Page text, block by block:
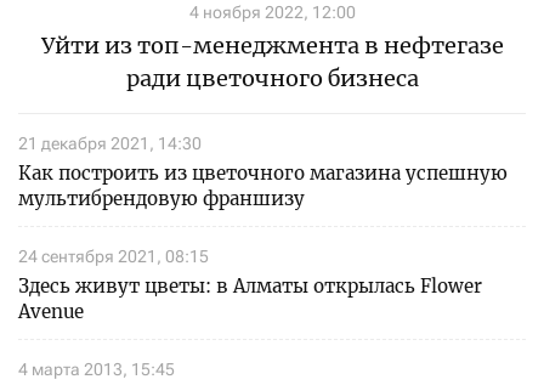
4 ноября 2022, 12:00
Уйти из топ-менеджмента в нефтегазе
ради цветочного бизнеса
21 декабря 2021, 14:30
Как построить из цветочного магазина успешную
мультибрендовую франшизу
24 сентября 2021, 08:15
Здесь живут цветы: в Алматы открылась Flower
Avenue
4 марта 2013, 15:45